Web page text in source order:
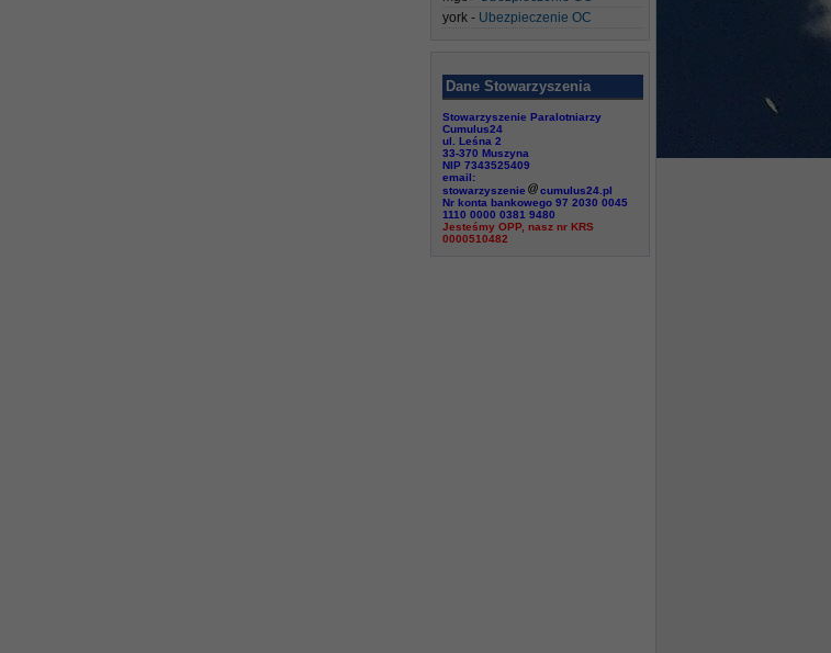
york - Ubezpieczenie OC
Dane Stowarzyszenia
Stowarzyszenie Paralotniarzy
Cumulus24
ul. Leśna 2
33-370 Muszyna
NIP 7343525409
email:
stowarzyszenie
cumulus24.pl
Nr konta bankowego 97 2030 0045
1110 0000 0381 9480
Jesteśmy OPP, nasz nr KRS
0000510482